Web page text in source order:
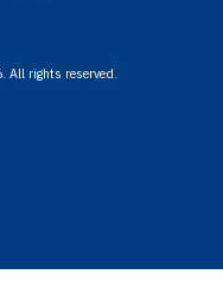
All rights reserved.